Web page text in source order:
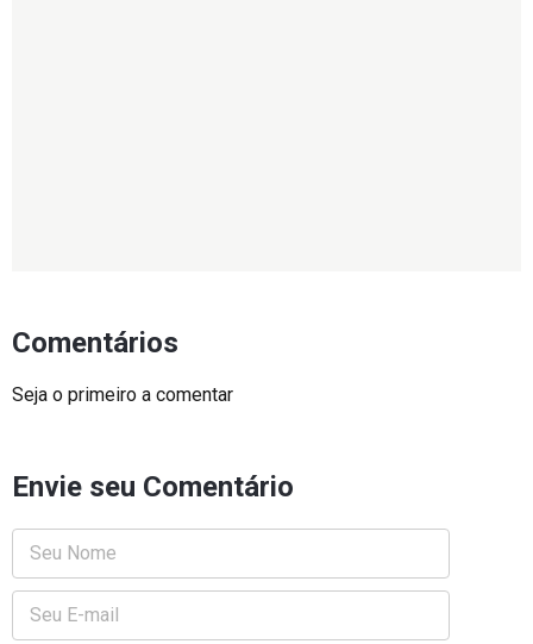
Comentários
Seja o primeiro a comentar
Envie seu Comentário